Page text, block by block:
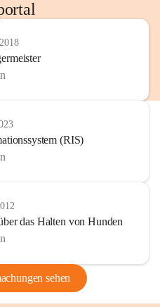
(RIS)
das Halten von Hunden
sehen